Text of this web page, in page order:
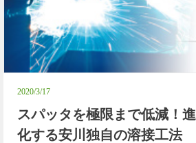
2020/3/17
スパッタを極限まで低減！進
化する安川独自の溶接工法